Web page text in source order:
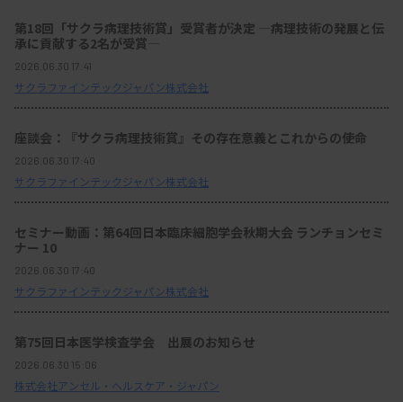
第18回「サクラ病理技術賞」受賞者が決定 ―病理技術の発展と伝
承に貢献する2名が受賞―
2026.06.30 17:41
サクラファインテックジャパン株式会社
座談会：『サクラ病理技術賞』その存在意義とこれからの使命
2026.06.30 17:40
サクラファインテックジャパン株式会社
セミナー動画：第64回日本臨床細胞学会秋期大会 ランチョンセミ
ナー 10
2026.06.30 17:40
サクラファインテックジャパン株式会社
第75回日本医学検査学会 出展のお知らせ
2026.06.30 15:06
株式会社アンセル・ヘルスケア・ジャパン